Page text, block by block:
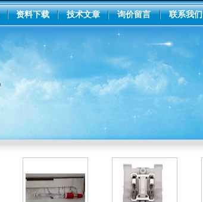
资料下载 技术文章 询价留言 联系我们